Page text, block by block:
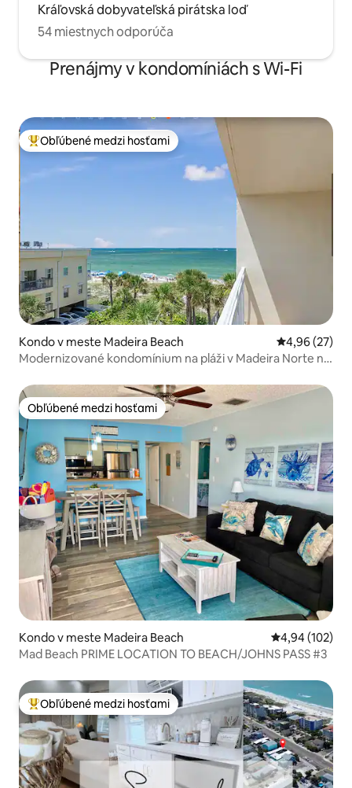
Kráľovská dobyvateľská pirátska loď
54 miestnych odporúča
Prenájmy v kondomíniách s Wi-Fi
Najobľúbenejšie medzi hosťami
Obľúbené medzi hosťami
Kondo v meste Madeira Beach Priemerné
4,96 (27)
Modernizované kondomínium na pláži v Madeira Norte na
Obľúbené medzi hosťami
Obľúbené medzi hosťami
Kondo v meste Madeira Beach Priemerné
4,94 (102)
Mad Beach PRIME LOCATION TO BEACH/JOHNS PASS #3
Najobľúbenejšie medzi hosťami
Obľúbené medzi hosťami